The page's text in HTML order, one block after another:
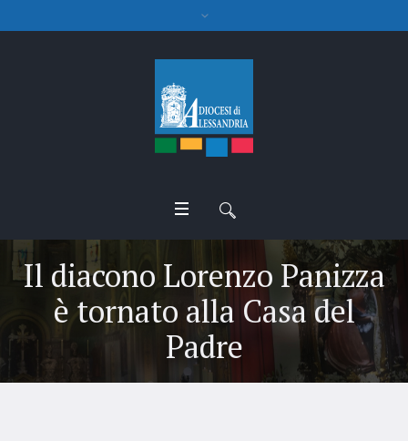
Il diacono Lorenzo Panizza
è tornato alla Casa del
Padre